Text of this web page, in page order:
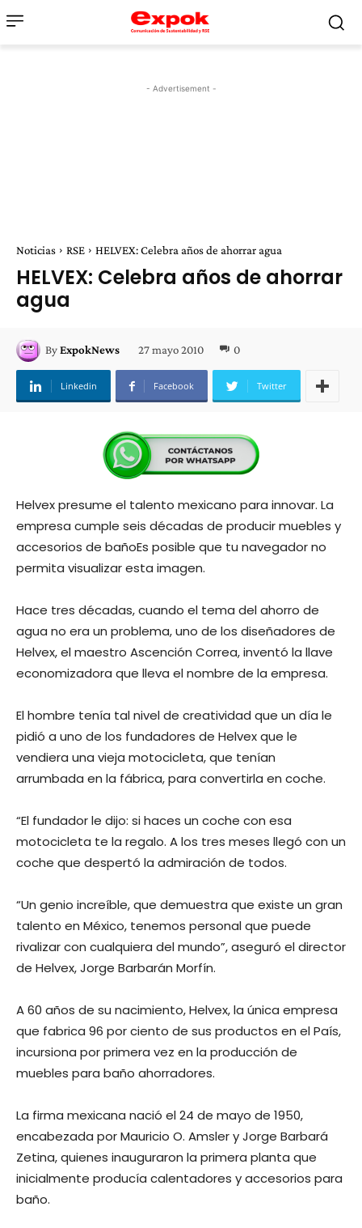
- Advertisement -
Noticias RSE HELVEX: Celebra años de ahorrar agua
HELVEX: Celebra años de ahorrar
agua
ByExpokNews 27 mayo 2010 0
Linkedin Facebook Twitter
Helvex presume el talento mexicano para innovar. La
empresa cumple seis décadas de producir muebles y
accesorios de bañoEs posible que tu navegador no
permita visualizar esta imagen.
Hace tres décadas, cuando el tema del ahorro de
agua no era un problema, uno de los diseñadores de
Helvex, el maestro Ascención Correa, inventó la llave
economizadora que lleva el nombre de la empresa.
El hombre tenía tal nivel de creatividad que un día le
pidió a uno de los fundadores de Helvex que le
vendiera una vieja motocicleta, que tenían
arrumbada en la fábrica, para convertirla en coche.
“El fundador le dijo: si haces un coche con esa
motocicleta te la regalo. A los tres meses llegó con un
coche que despertó la admiración de todos.
“Un genio increíble, que demuestra que existe un gran
talento en México, tenemos personal que puede
rivalizar con cualquiera del mundo”, aseguró el director
de Helvex, Jorge Barbarán Morfín.
A 60 años de su nacimiento, Helvex, la única empresa
que fabrica 96 por ciento de sus productos en el País,
incursiona por primera vez en la producción de
muebles para baño ahorradores.
La firma mexicana nació el 24 de mayo de 1950,
encabezada por Mauricio O. Amsler y Jorge Barbará
Zetina, quienes inauguraron la primera planta que
inicialmente producía calentadores y accesorios para
baño.